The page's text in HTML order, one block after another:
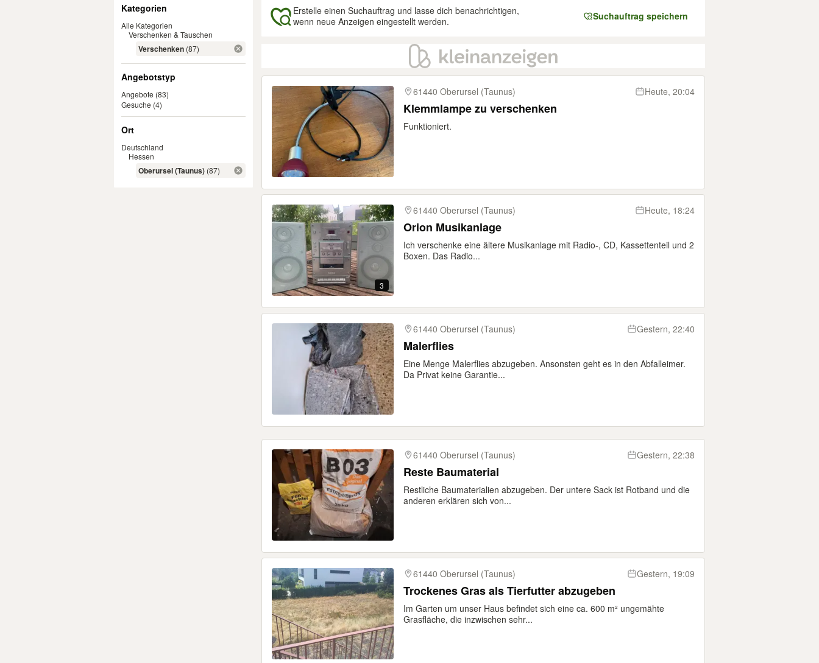
Kategorien
Alle Kategorien
Verschenken & Tauschen
Verschenken (87)
Angebotstyp
Angebote (83)
Gesuche (4)
Ort
Deutschland
Hessen
Oberursel (Taunus) (87)
Erstelle einen Suchauftrag und lasse dich benachrichtigen,
wenn neue Anzeigen eingestellt werden.
Suchauftrag speichern
Ergebnisse
61440 Oberursel (Taunus)
Heute, 20:04
Klemmlampe zu verschenken
Funktioniert.
3
61440 Oberursel (Taunus) Heute, 18:24
Orion Musikanlage
Ich verschenke eine ältere Musikanlage mit Radio-, CD, Kassettenteil und 2
Boxen. Das Radio...
61440 Oberursel (Taunus) Gestern, 22:40
Malerflies
Eine Menge Malerflies abzugeben. Ansonsten geht es in den Abfalleimer.
Da Privat keine Garantie...
61440 Oberursel (Taunus) Gestern, 22:38
Reste Baumaterial
Restliche Baumaterialien abzugeben. Der untere Sack ist Rotband und die
anderen erklären sich von...
61440 Oberursel (Taunus) Gestern, 19:09
Trockenes Gras als Tierfutter abzugeben
Im Garten um unser Haus befindet sich eine ca. 600 m² ungemähte
Grasfläche, die inzwischen sehr...